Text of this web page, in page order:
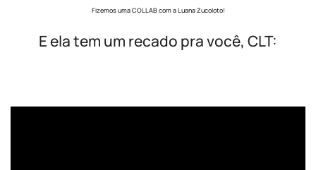
Fizemos uma COLLAB com a Luana Zucoloto!
E ela tem um recado pra você, CLT: